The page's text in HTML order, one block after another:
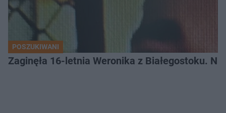
POSZUKIWANI
Zaginęła 16-letnia Weronika z Białegostoku.